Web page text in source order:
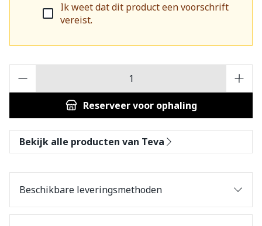
Ik weet dat dit product een voorschrift
vereist.
Reserveervoor ophaling
Bekijk alle producten van Teva
Beschikbare leveringsmethoden